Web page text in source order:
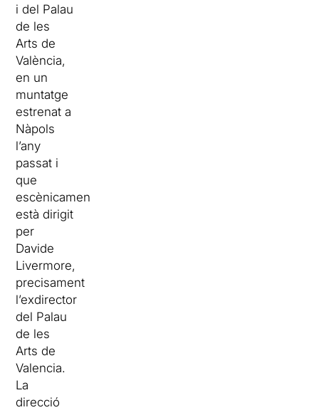
i del Palau
de les
Arts de
València,
en un
muntatge
estrenat a
Nàpols
l’any
passat i
que
escènicament
està dirigit
per
Davide
Livermore,
precisament
l’exdirector
del Palau
de les
Arts de
Valencia.
La
direcció